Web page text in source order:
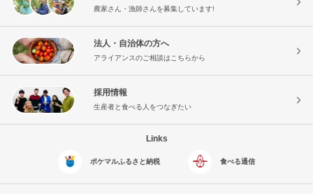
農家さん・漁師さんを募集しています!
法人・自治体の方へ
アライアンスのご相談はこちらから
採用情報
生産者と食べる人をつなぎたい
Links
ポケマルふるさと納税 食べる通信